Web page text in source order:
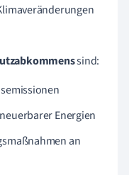
sind:
Energien
an